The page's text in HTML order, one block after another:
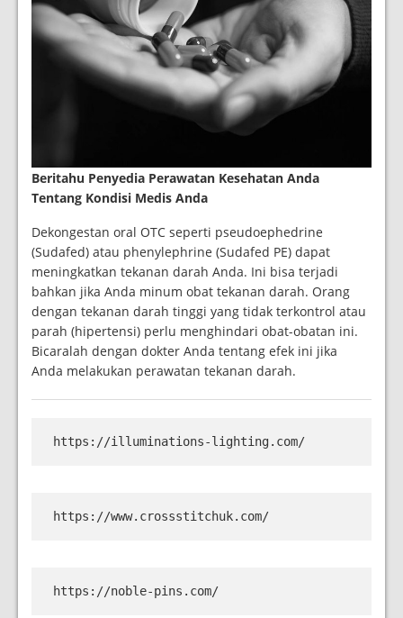
Beritahu Penyedia Perawatan Kesehatan Anda
Tentang Kondisi Medis Anda
Dekongestan oral OTC seperti pseudoephedrine
(Sudafed) atau phenylephrine (Sudafed PE) dapat
meningkatkan tekanan darah Anda. Ini bisa terjadi
bahkan jika Anda minum obat tekanan darah. Orang
dengan tekanan darah tinggi yang tidak terkontrol atau
parah (hipertensi) perlu menghindari obat-obatan ini.
Bicaralah dengan dokter Anda tentang efek ini jika
Anda melakukan perawatan tekanan darah.
https://illuminations-lighting.com/
https://www.crossstitchuk.com/
https://noble-pins.com/